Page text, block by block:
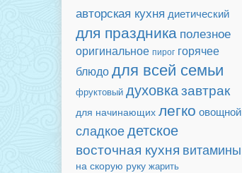
авторская кухня диетический
для праздника полезное
оригинальное пирог горячее
блюдодля всей семьи
фруктовый духовказавтрак
для начинающих легко овощной
сладкоедетское
восточная кухня витамины
на скорую руку жарить